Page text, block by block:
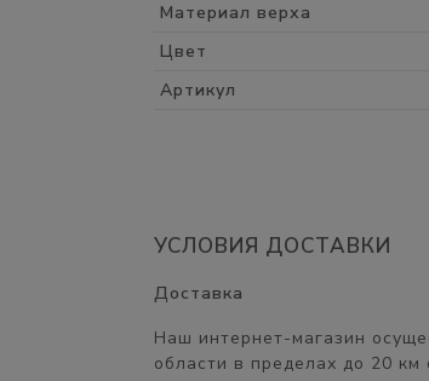
Материал верха
Цвет
Артикул
УСЛОВИЯ ДОСТАВКИ
Доставка
Наш интернет-магазин
области в пределах до 20